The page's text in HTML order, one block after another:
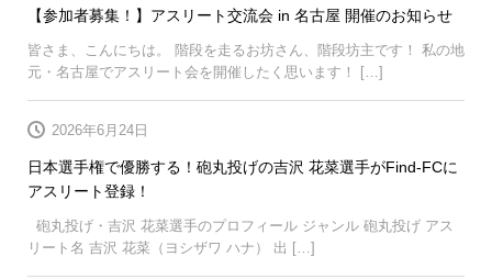
【参加者募集！】アスリート交流会 in 名古屋 開催のお知らせ
皆さま、こんにちは。 階段を走るお坊さん、階段坊主です！ 私の地
元・名古屋でアスリート会を開催したく思います！ […]
日本選手権で優勝する！砲丸投げの吉沢 花菜選手がFind-FCに
アスリート登録！
2026年6月24日
砲丸投げ・吉沢 花菜選手のプロフィール ジャンル 砲丸投げ アス
リート名 吉沢 花菜（ヨシザワ ハナ） 出 […]